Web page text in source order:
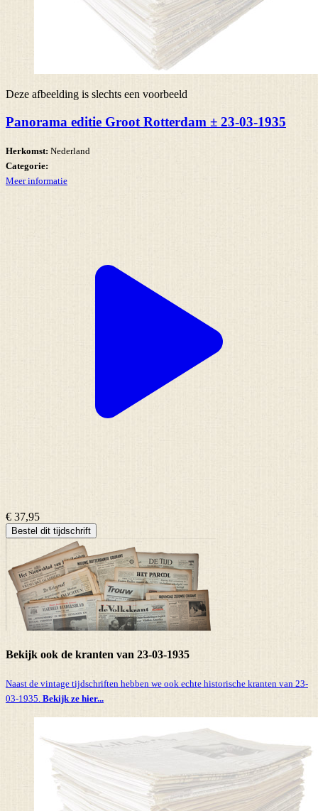
Deze afbeelding is slechts een voorbeeld
Panorama editie Groot Rotterdam ± 23-03-1935
Herkomst: Nederland
Categorie:
Meer informatie
€ 37,95
Bestel dit tijdschrift
Bekijk ook de kranten van 23-03-1935
Naast de vintage tijdschriften hebben we ook echte historische kranten van 23-
03-1935. Bekijk ze hier...